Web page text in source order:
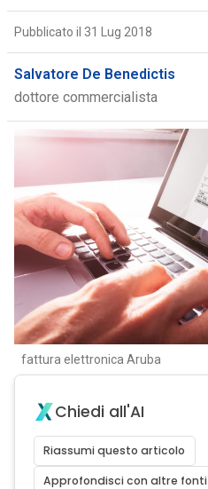
Pubblicato il 31 Lug 2018
Salvatore De Benedictis
dottore commercialista
fattura elettronica Aruba
Chiedi all'AI
Riassumi questo articolo
Approfondisci con altre fonti